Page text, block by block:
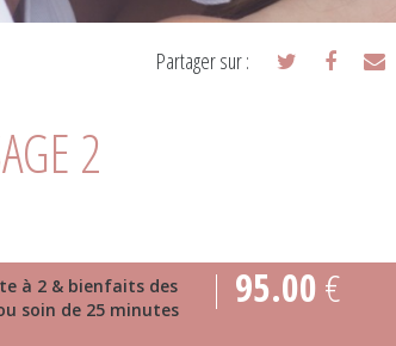
Partager sur :
2
à 2 & bienfaits des
soin de 25 minutes
95.00€